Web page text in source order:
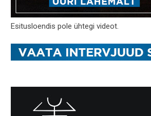
Esitusloendis pole ühtegi videot.